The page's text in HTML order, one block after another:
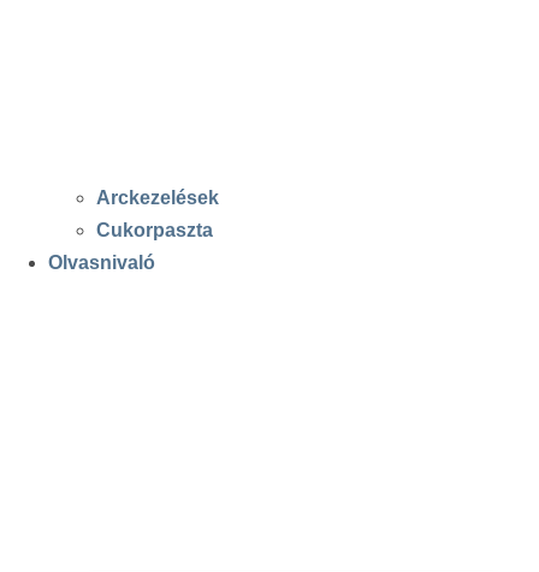
Arckezelések
Cukorpaszta
Olvasnivaló